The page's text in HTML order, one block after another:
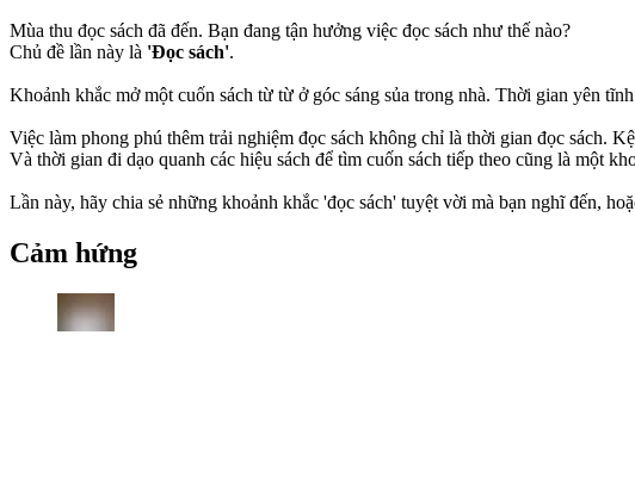
Mùa thu đọc sách đã đến. Bạn đang tận hưởng việc đọc sách như thế nào?
Chủ đề lần này là 'Đọc sách'.
Khoảnh khắc mở một cuốn sách từ từ ở góc sáng sủa trong nhà. Thời gian yên
Việc làm phong phú thêm trải nghiệm đọc sách không chỉ là thời gian đọc sách.
Và thời gian đi dạo quanh các hiệu sách để tìm cuốn sách tiếp theo cũng là một
Lần này, hãy chia sẻ những khoảnh khắc 'đọc sách' tuyệt vời mà bạn nghĩ đến,
Cảm hứng